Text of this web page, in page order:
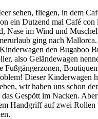
sehen, fliegen, in dem
ein Dutzend mal Café con
Nase im Wind und
ging nach
den Bugaboo
also Geländewagen
Fußgängerzonen,
Dieser Kinderwagen
wir haben uns schon
das Gespött im Nacken.
Handgriff auf zwei Rollen